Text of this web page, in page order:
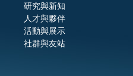
研究與新知
人才與夥伴
活動與展示
社群與友站